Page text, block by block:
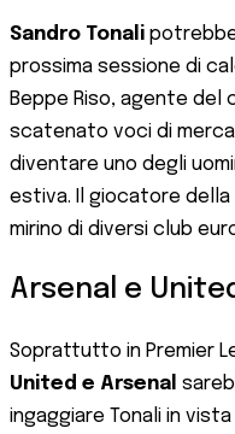
Sandro Tonali
prossima sessione di
Beppe Riso, agente del
scatenato voci di
diventare uno degli
estiva. Il giocatore della
mirino di diversi club
Arsenal e
Soprattutto in Premier
United e Arsenal
ingaggiare Tonali in